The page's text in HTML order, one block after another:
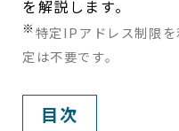
を解説します。
※ 特定IPアドレス制限
定は不要です。
目次